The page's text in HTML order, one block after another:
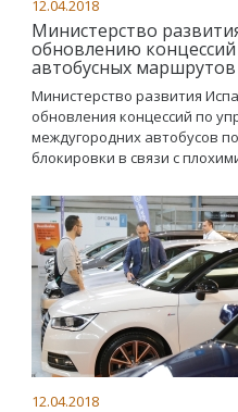
12.04.2018
Министерство
обновлению
автобусных маршрутов
Министерство развития
обновления концессий по
междугородних автобусов
блокировки в связи с
12.04.2018